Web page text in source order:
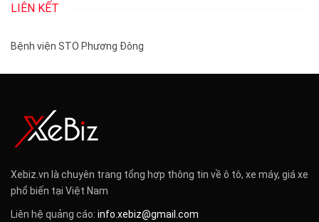
LIÊN KẾT
Bệnh viện STO Phương Đông
Xebiz.vn là chuyên trang tổng hợp thông tin về ô tô, xe máy, giá xe
phổ biến tại Việt Nam
Liên hệ quảng cáo: info.xebiz@gmail.com